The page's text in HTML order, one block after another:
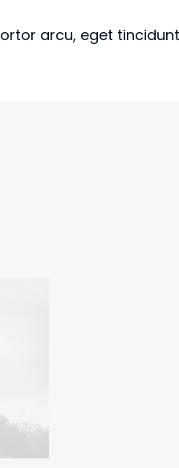
arcu, eget